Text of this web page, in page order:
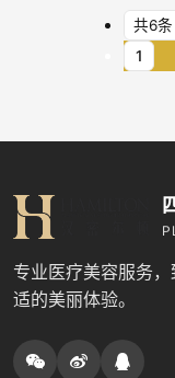
共6条
1
专业医疗美容服务
适的美丽体验。